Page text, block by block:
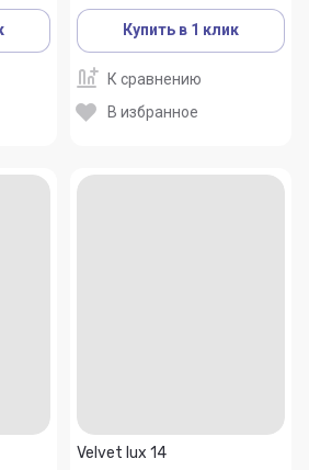
Купить в 1 клик
К сравнению
В избранное
Velvet lux 14